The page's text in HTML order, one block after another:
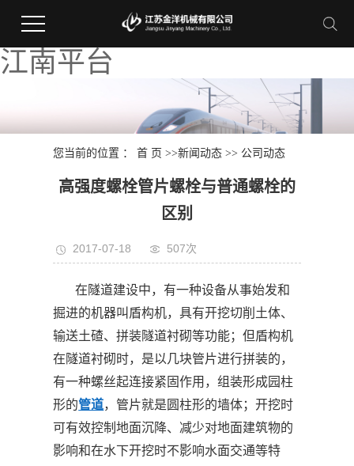
江南平台
您当前的位置 ：首 页 >>新闻动态 >> 公司动态
高强度螺栓管片螺栓与普通螺栓的
区别
2017-07-18 507次
在隧道建设中，有一种设备从事始发和
掘进的机器叫盾构机，具有开挖切削土体、
输送土碴、拼装隧道衬砌等功能；但盾构机
在隧道衬砌时，是以几块管片进行拼装的，
有一种螺丝起连接紧固作用，组装形成园柱
形的管道，管片就是圆柱形的墙体；开挖时
可有效控制地面沉降、减少对地面建筑物的
影响和在水下开挖时不影响水面交通等特